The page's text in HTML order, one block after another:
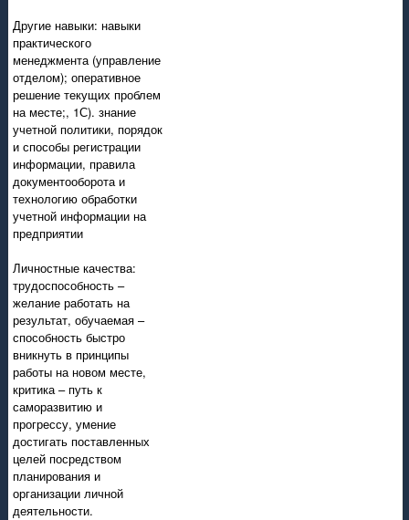
Другие навыки: навыки
практического
менеджмента (управление
отделом); оперативное
решение текущих проблем
на месте;, 1С). знание
учетной политики, порядок
и способы регистрации
информации, правила
документооборота и
технологию обработки
учетной информации на
предприятии
Личностные качества:
трудоспособность –
желание работать на
результат, обучаемая –
способность быстро
вникнуть в принципы
работы на новом месте,
критика – путь к
саморазвитию и
прогрессу, умение
достигать поставленных
целей посредством
планирования и
организации личной
деятельности.